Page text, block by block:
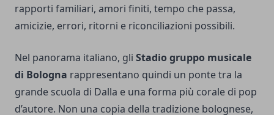
rapporti familiari, amori finiti, tempo che passa,
amicizie, errori, ritorni e riconciliazioni possibili.
Nel panorama italiano, gli Stadio gruppo musicale
di Bologna rappresentano quindi un ponte tra la
grande scuola di Dalla e una forma più corale di pop
d’autore. Non una copia della tradizione bolognese,